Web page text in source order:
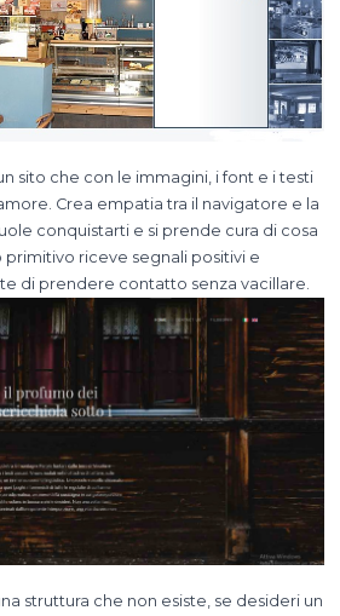
sito che con le immagini, i font e i testi
Crea empatia tra il navigatore e la
conquistarti e si prende cura di cosa
primitivo riceve segnali positivi e
di prendere contatto senza vacillare.
struttura che non esiste, se desideri un